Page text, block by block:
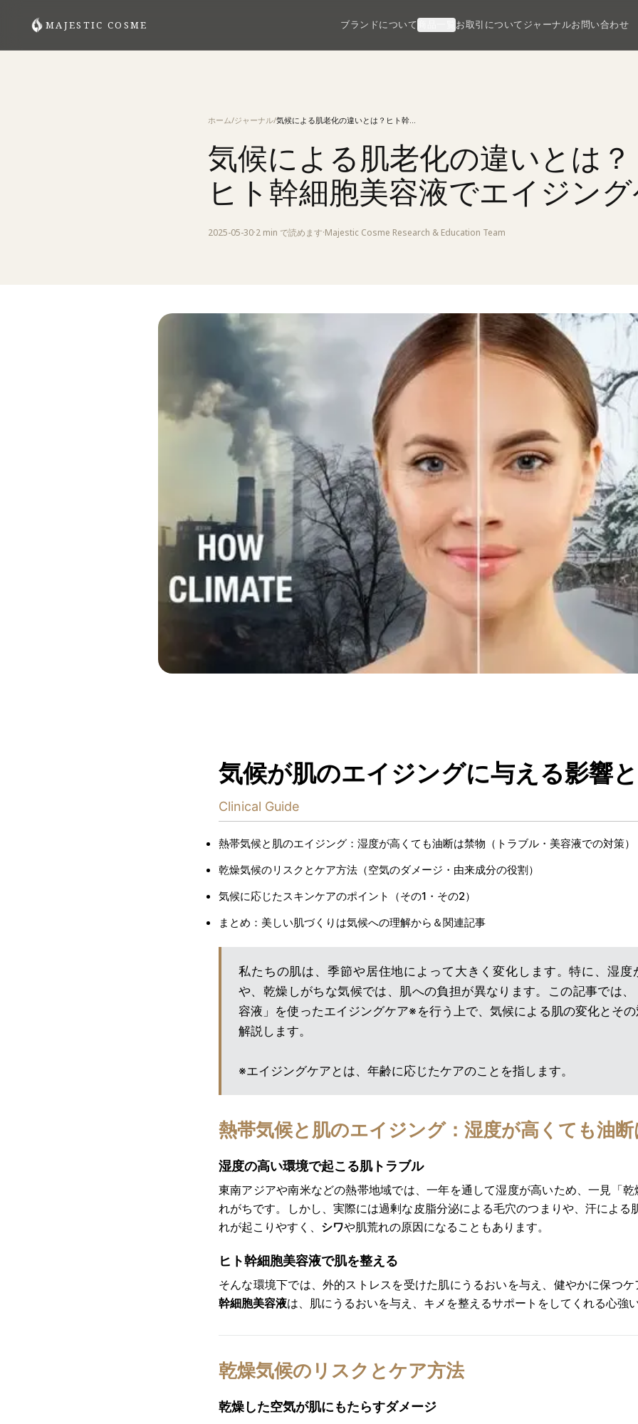
MAJESTIC COSME ブランドについて お取引についてジャーナルお問い合わせ
ホーム/ジャーナル/ 気候による肌老化の違いとは？ヒト幹細胞美容液でエイジングケア
気候による肌老化の違いとは？
ヒト幹細胞美容液でエイジン
2025-05-30·2 min で読めます·Majestic Cosme Research & Education Team
気候が肌のエイジングに与える影響
Clinical Guide
熱帯気候と肌のエイジング：湿度が高くても油断は禁物（トラブル・美容液での対策）
乾燥気候のリスクとケア方法（空気のダメージ・由来成分の役割）
気候に応じたスキンケアのポイント（その1・その2）
まとめ：美しい肌づくりは気候への理解から＆関連記事
私たちの肌は、季節や居住地によって大きく変化します。特に、湿度
や、乾燥しがちな気候では、肌への負担が異なります。この記事では
容液」を使ったエイジングケア※を行う上で、気候による肌の変化とそ
解説します。
※エイジングケアとは、年齢に応じたケアのことを指します。
熱帯気候と肌のエイジング：湿度が高くても油
湿度の高い環境で起こる肌トラブル
東南アジアや南米などの熱帯地域では、一年を通して湿度が高いため、一見「
れがちです。しかし、実際には過剰な皮脂分泌による毛穴のつまりや、汗による
れが起こりやすく、 シワや肌荒れの原因になることもあります。
ヒト幹細胞美容液で肌を整える
そんな環境下では、外的ストレスを受けた肌にうるおいを与え、健やかに保つ
幹細胞美容液は、肌にうるおいを与え、キメを整えるサポートをしてくれる心強
乾燥気候のリスクとケア方法
乾燥した空気が肌にもたらすダメージ